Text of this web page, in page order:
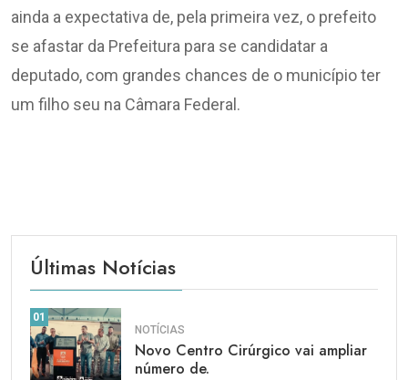
ainda a expectativa de, pela primeira vez, o prefeito
se afastar da Prefeitura para se candidatar a
deputado, com grandes chances de o município ter
um filho seu na Câmara Federal.
Últimas Notícias
01
NOTÍCIAS
Novo Centro Cirúrgico vai ampliar
número de.